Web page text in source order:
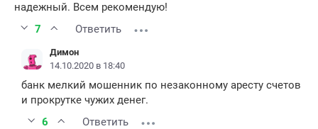
надежный. Всем рекомендую!
7
Ответить
Димон
14.10.2020 в 18:40
банк мелкий мошенник по незаконному аресту счетов
и прокрутке чужих денег.
6
Ответить